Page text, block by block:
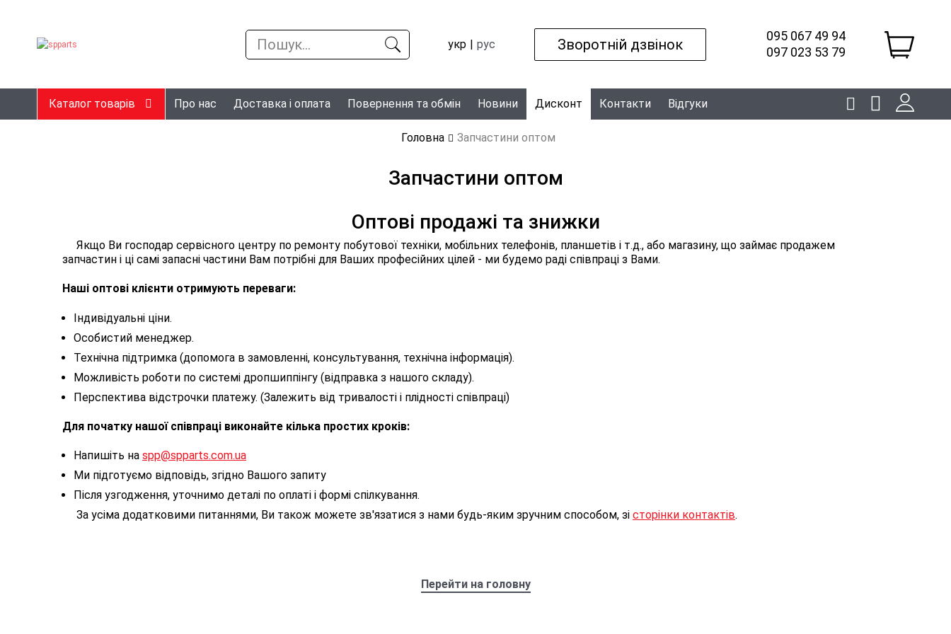
укр рус Зворотній дзвінок
095 067 49 94
097 023 53 79
Каталог товарів Про нас Доставка і оплата Повернення та обмін Новини Дисконт Контакти Відгуки
Головна Запчастини оптом
Запчастини оптом
Оптові продажі та знижки
Якщо Ви господар сервісного центру по ремонту побутової техніки, мобільних телефонів, планшетів і т.д., або магазину, що займає продажем
запчастин і ці самі запасні частини Вам потрібні для Ваших професійних цілей - ми будемо раді співпраці з Вами.
Наші оптові клієнти отримують переваги:
Індивідуальні ціни.
Особистий менеджер.
Технічна підтримка (допомога в замовленні, консультування, технічна інформація).
Можливість роботи по системі дропшиппінгу (відправка з нашого складу).
Перспектива відстрочки платежу. (Залежить від тривалості і плідності співпраці)
Для початку нашої співпраці виконайте кілька простих кроків:
Напишіть на spp@spparts.com.ua
Ми підготуємо відповідь, згідно Вашого запиту
Після узгодження, уточнимо деталі по оплаті і формі спілкування.
За усіма додатковими питаннями, Ви також можете зв'язатися з нами будь-яким зручним способом, зі сторінки контактів.
Перейти на головну